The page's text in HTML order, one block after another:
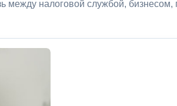
между налоговой службой,